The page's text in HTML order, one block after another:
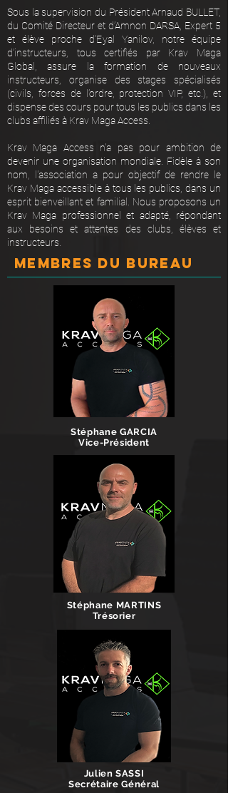
Sous la supervision du Président Arnaud BULLET,
du Comité Directeur et d’Amnon DARSA, Expert 5
et élève proche d’Eyal Yanilov, notre équipe
d’instructeurs, tous certifiés par Krav Maga
Global, assure la formation de nouveaux
instructeurs, organise des stages spécialisés
(civils, forces de l’ordre, protection VIP, etc.), et
dispense des cours pour tous les publics dans les
clubs affiliés à Krav Maga Access.
Krav Maga Access n’a pas pour ambition de
devenir une organisation mondiale. Fidèle à son
nom, l'association a pour objectif de rendre le
Krav Maga accessible à tous les publics, dans un
esprit bienveillant et familial. Nous proposons un
Krav Maga professionnel et adapté, répondant
aux besoins et attentes des clubs, élèves et
instructeurs.
MEMBReS DU BUREAU
Stéphane GARCIA
Vice-Président
Stéphane MARTINS
Trésorier
Julien SASSI
Secrétaire Général